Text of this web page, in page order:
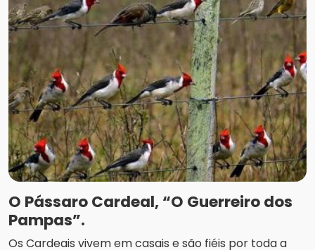
O Pássaro Cardeal, “O Guerreiro dos
Pampas”.
Os Cardeais vivem em casais e são fiéis por toda a